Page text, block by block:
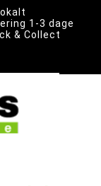
1-3 dage
& Collect